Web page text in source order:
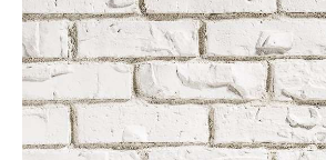
СВЯЖИТЕСЬ С НАМИ
ИЛИ ОСТАВЬТЕ ЗАЯВКУ
Наш менеджер свяжется с вами